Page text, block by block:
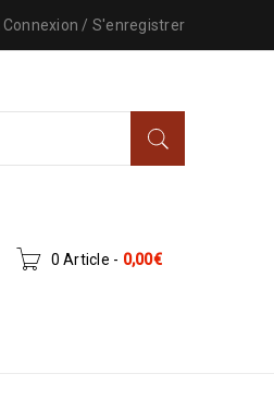
Connexion / S'enregistrer
0 Article - 0,00€